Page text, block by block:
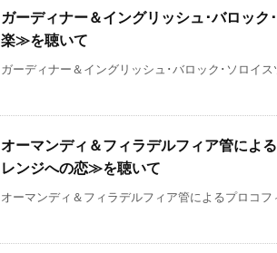
ガーディナー＆イングリッシュ･バロッ
楽≫を聴いて
ガーディナー＆イングリッシュ･バロック･ソロイ
オーマンディ＆フィラデルフィア管に
レンジへの恋≫を聴いて
オーマンディ＆フィラデルフィア管によるプロ